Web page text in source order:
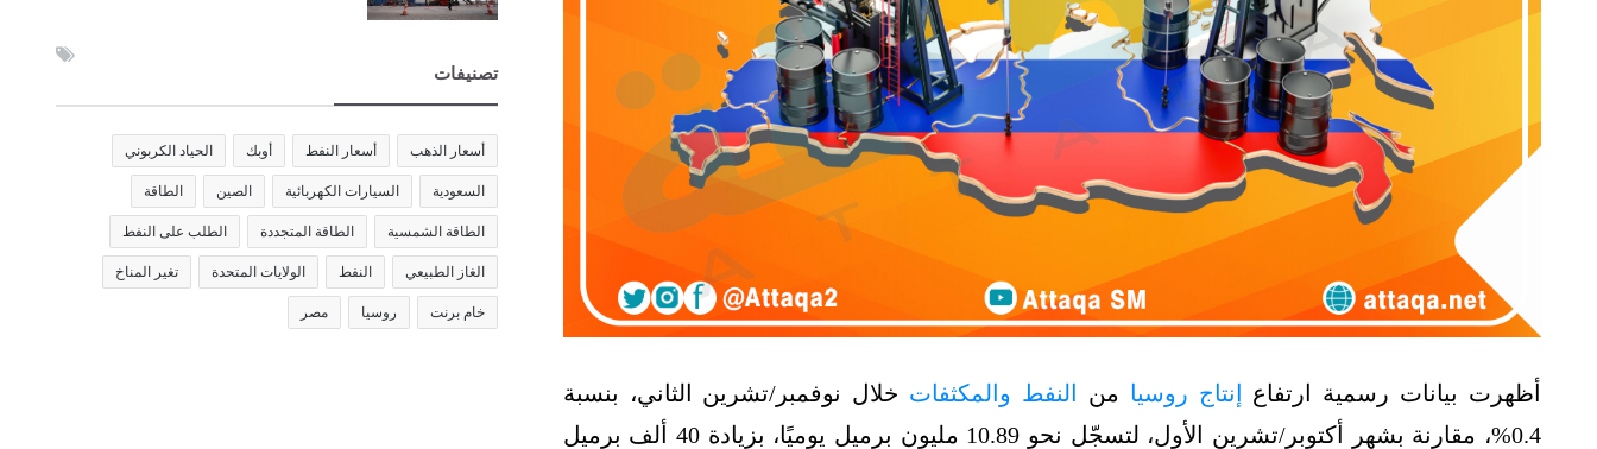
أظهرت بيانات رسمية ارتفاع إنتاج روسيا من النفط والمكثفات خلال نوفمبر/تشرين الثاني، بنسبة
0.4%، مقارنة بشهر أكتوبر/تشرين الأول، لتسجّل نحو 10.89 مليون برميل يوميًا، بزيادة 40 ألف برميل
تصنيفات
أسعار الذهب أسعار النفط أوبك الحياد الكربوني
السعودية السيارات الكهربائية الصين الطاقة
الطاقة الشمسية الطاقة المتجددة الطلب على النفط
الغاز الطبيعي النفط الولايات المتحدة تغير المناخ
خام برنت روسيا مصر